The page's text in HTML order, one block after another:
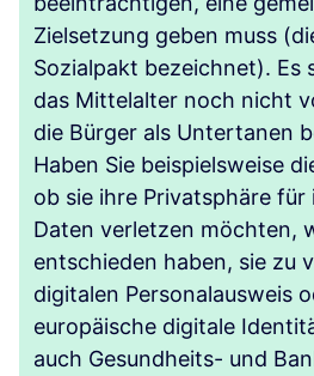
Zielsetzung geben muss
Sozialpakt bezeichnet). Es
das Mittelalter noch nicht
die Bürger als Untertanen
Haben Sie beispielsweise
ob sie ihre Privatsphäre
Daten verletzen möchten,
entschieden haben, sie zu
digitalen Personalausweis
europäische digitale
auch Gesundheits- und